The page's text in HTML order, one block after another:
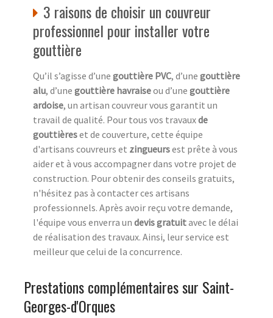
3 raisons de choisir un couvreur
professionnel pour installer votre
gouttière
Qu’il s’agisse d’une gouttière PVC, d’une gouttière
alu, d’une gouttière havraiseou d’une gouttière
ardoise, un artisan couvreur vous garantit un
travail de qualité. Pour tous vos travauxde
gouttièreset de couverture, cette équipe
d'artisans couvreurs et zingueursest prête à vous
aider et à vous accompagner dans votre projet de
construction. Pour obtenir des conseils gratuits,
n'hésitez pas à contacter ces artisans
professionnels. Après avoir reçu votre demande,
l'équipe vous enverra un devis gratuitavec le délai
de réalisation des travaux. Ainsi, leur service est
meilleur que celui de la concurrence.
Prestations complémentaires sur Saint-
Georges-d'Orques